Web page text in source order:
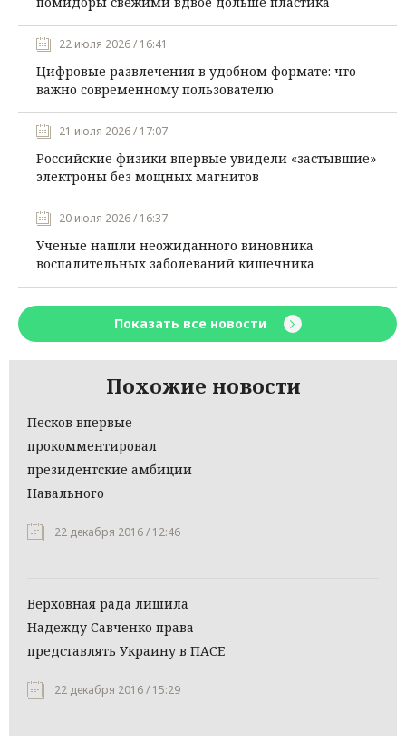
22 июля 2026 / 16:41
Цифровые развлечения в удобном формате: что
важно современному пользователю
21 июля 2026 / 17:07
Российские физики впервые увидели «застывшие»
электроны без мощных магнитов
20 июля 2026 / 16:37
Ученые нашли неожиданного виновника
воспалительных заболеваний кишечника
Показать все новости
Похожие новости
Песков впервые
прокомментировал
президентские амбиции
Навального
22 декабря 2016 / 12:46
Верховная рада лишила
Надежду Савченко права
представлять Украину в ПАСЕ
22 декабря 2016 / 15:29